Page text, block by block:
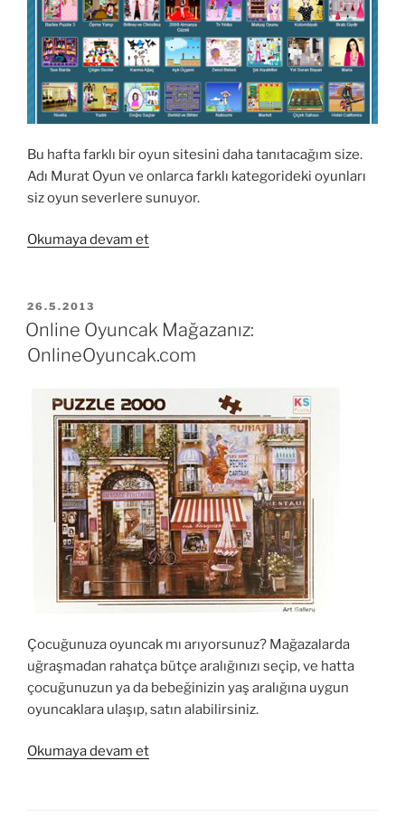
Bu hafta farklı bir oyun sitesini daha tanıtacağım size.
Adı Murat Oyun ve onlarca farklı kategorideki oyunları
siz oyun severlere sunuyor.
Okumaya devam et“Bir
Muratoyun.com”
YAYIM
TARIHI
26.5.2013
Online Oyuncak Mağazanız:
OnlineOyuncak.com
Çocuğunuza oyuncak mı arıyorsunuz? Mağazalarda
uğraşmadan rahatça bütçe aralığınızı seçip, ve hatta
çocuğunuzun ya da bebeğinizin yaş aralığına uygun
oyuncaklara ulaşıp, satın alabilirsiniz.
Okumaya devam et“Online